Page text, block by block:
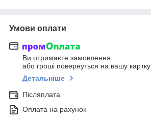
Умови оплати
Ви отримаєте замовлення
або гроші повернуться на вашу картку
Детальніше
Післяплата
Оплата на рахунок